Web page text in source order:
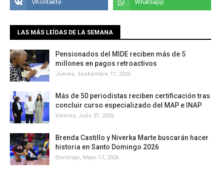
LAS MÁS LEÍDAS DE LA SEMANA
Pensionados del MIDE reciben más de 5
millones en pagos retroactivos
Jueves, Septiembre 11, 2025
Más de 50 periodistas reciben certificación tras
concluir curso especializado del MAP e INAP
Viernes, Julio 31, 2026
Brenda Castillo y Niverka Marte buscarán hacer
historia en Santo Domingo 2026
Domingo, Mayo 17, 2026